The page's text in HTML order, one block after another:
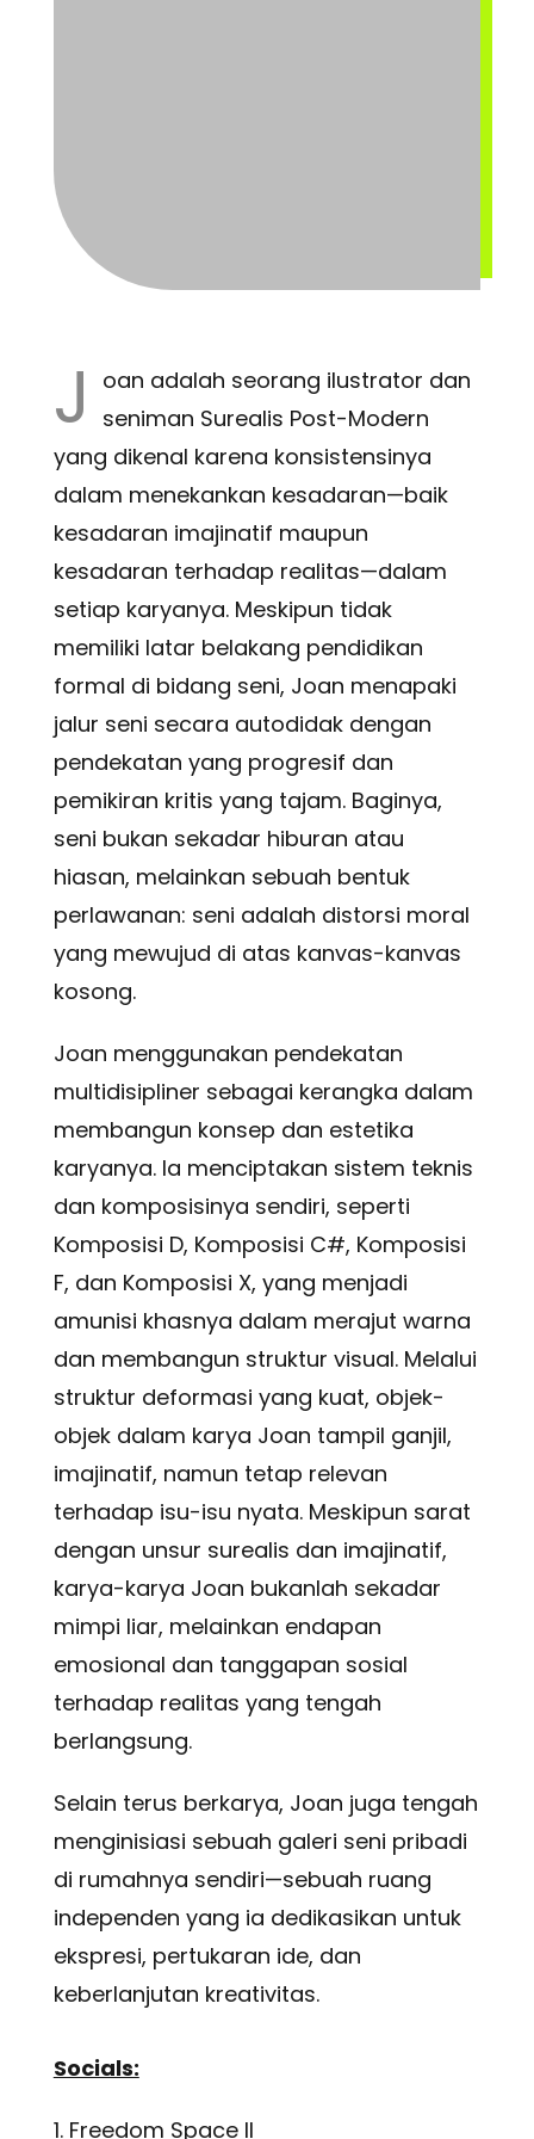
J
oan adalah seorang ilustrator dan
seniman Surealis Post-Modern
yang dikenal karena konsistensinya
dalam menekankan kesadaran—baik
kesadaran imajinatif maupun
kesadaran terhadap realitas—dalam
setiap karyanya. Meskipun tidak
memiliki latar belakang pendidikan
formal di bidang seni, Joan menapaki
jalur seni secara autodidak dengan
pendekatan yang progresif dan
pemikiran kritis yang tajam. Baginya,
seni bukan sekadar hiburan atau
hiasan, melainkan sebuah bentuk
perlawanan: seni adalah distorsi moral
yang mewujud di atas kanvas-kanvas
kosong.
Joan menggunakan pendekatan
multidisipliner sebagai kerangka dalam
membangun konsep dan estetika
karyanya. Ia menciptakan sistem teknis
dan komposisinya sendiri, seperti
Komposisi D, Komposisi C#, Komposisi
F, dan Komposisi X, yang menjadi
amunisi khasnya dalam merajut warna
dan membangun struktur visual. Melalui
struktur deformasi yang kuat, objek-
objek dalam karya Joan tampil ganjil,
imajinatif, namun tetap relevan
terhadap isu-isu nyata. Meskipun sarat
dengan unsur surealis dan imajinatif,
karya-karya Joan bukanlah sekadar
mimpi liar, melainkan endapan
emosional dan tanggapan sosial
terhadap realitas yang tengah
berlangsung.
Selain terus berkarya, Joan juga tengah
menginisiasi sebuah galeri seni pribadi
di rumahnya sendiri—sebuah ruang
independen yang ia dedikasikan untuk
ekspresi, pertukaran ide, dan
keberlanjutan kreativitas.
Socials:
1. Freedom Space II